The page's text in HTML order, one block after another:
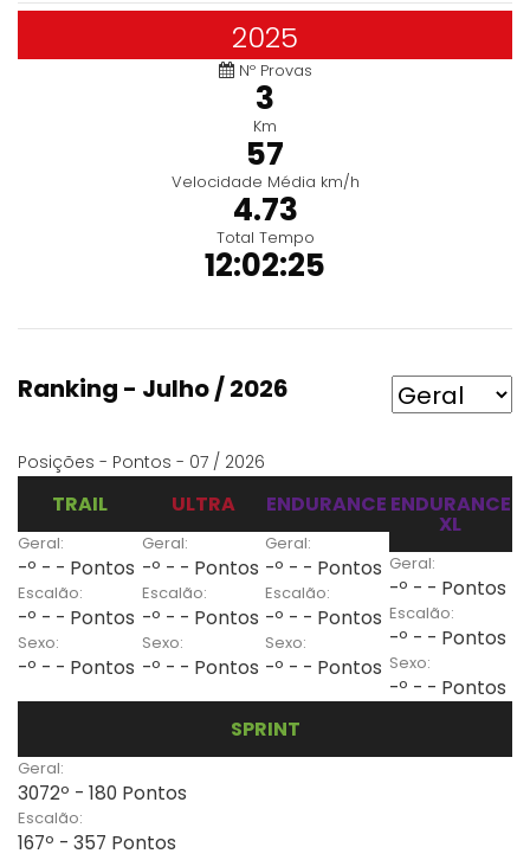
2025
Nº Provas
3
Km
57
Velocidade Média km/h
4.73
Total Tempo
12:02:25
Ranking - Julho / 2026
Posições - Pontos - 07 / 2026
TRAIL
Geral:
-º - - Pontos
Escalão:
-º - - Pontos
Sexo:
-º - - Pontos
ULTRA
Geral:
-º - - Pontos
Escalão:
-º - - Pontos
Sexo:
-º - - Pontos
ENDURANCE
Geral:
-º - - Pontos
Escalão:
-º - - Pontos
Sexo:
-º - - Pontos
ENDURANCE
XL
Geral:
-º - - Pontos
Escalão:
-º - - Pontos
Sexo:
-º - - Pontos
SPRINT
Geral:
3072º - 180 Pontos
Escalão:
167º - 357 Pontos